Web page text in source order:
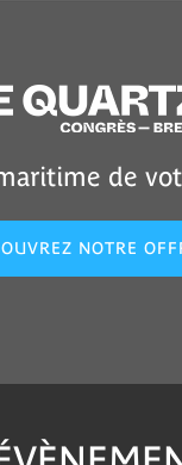
de
NOTRE